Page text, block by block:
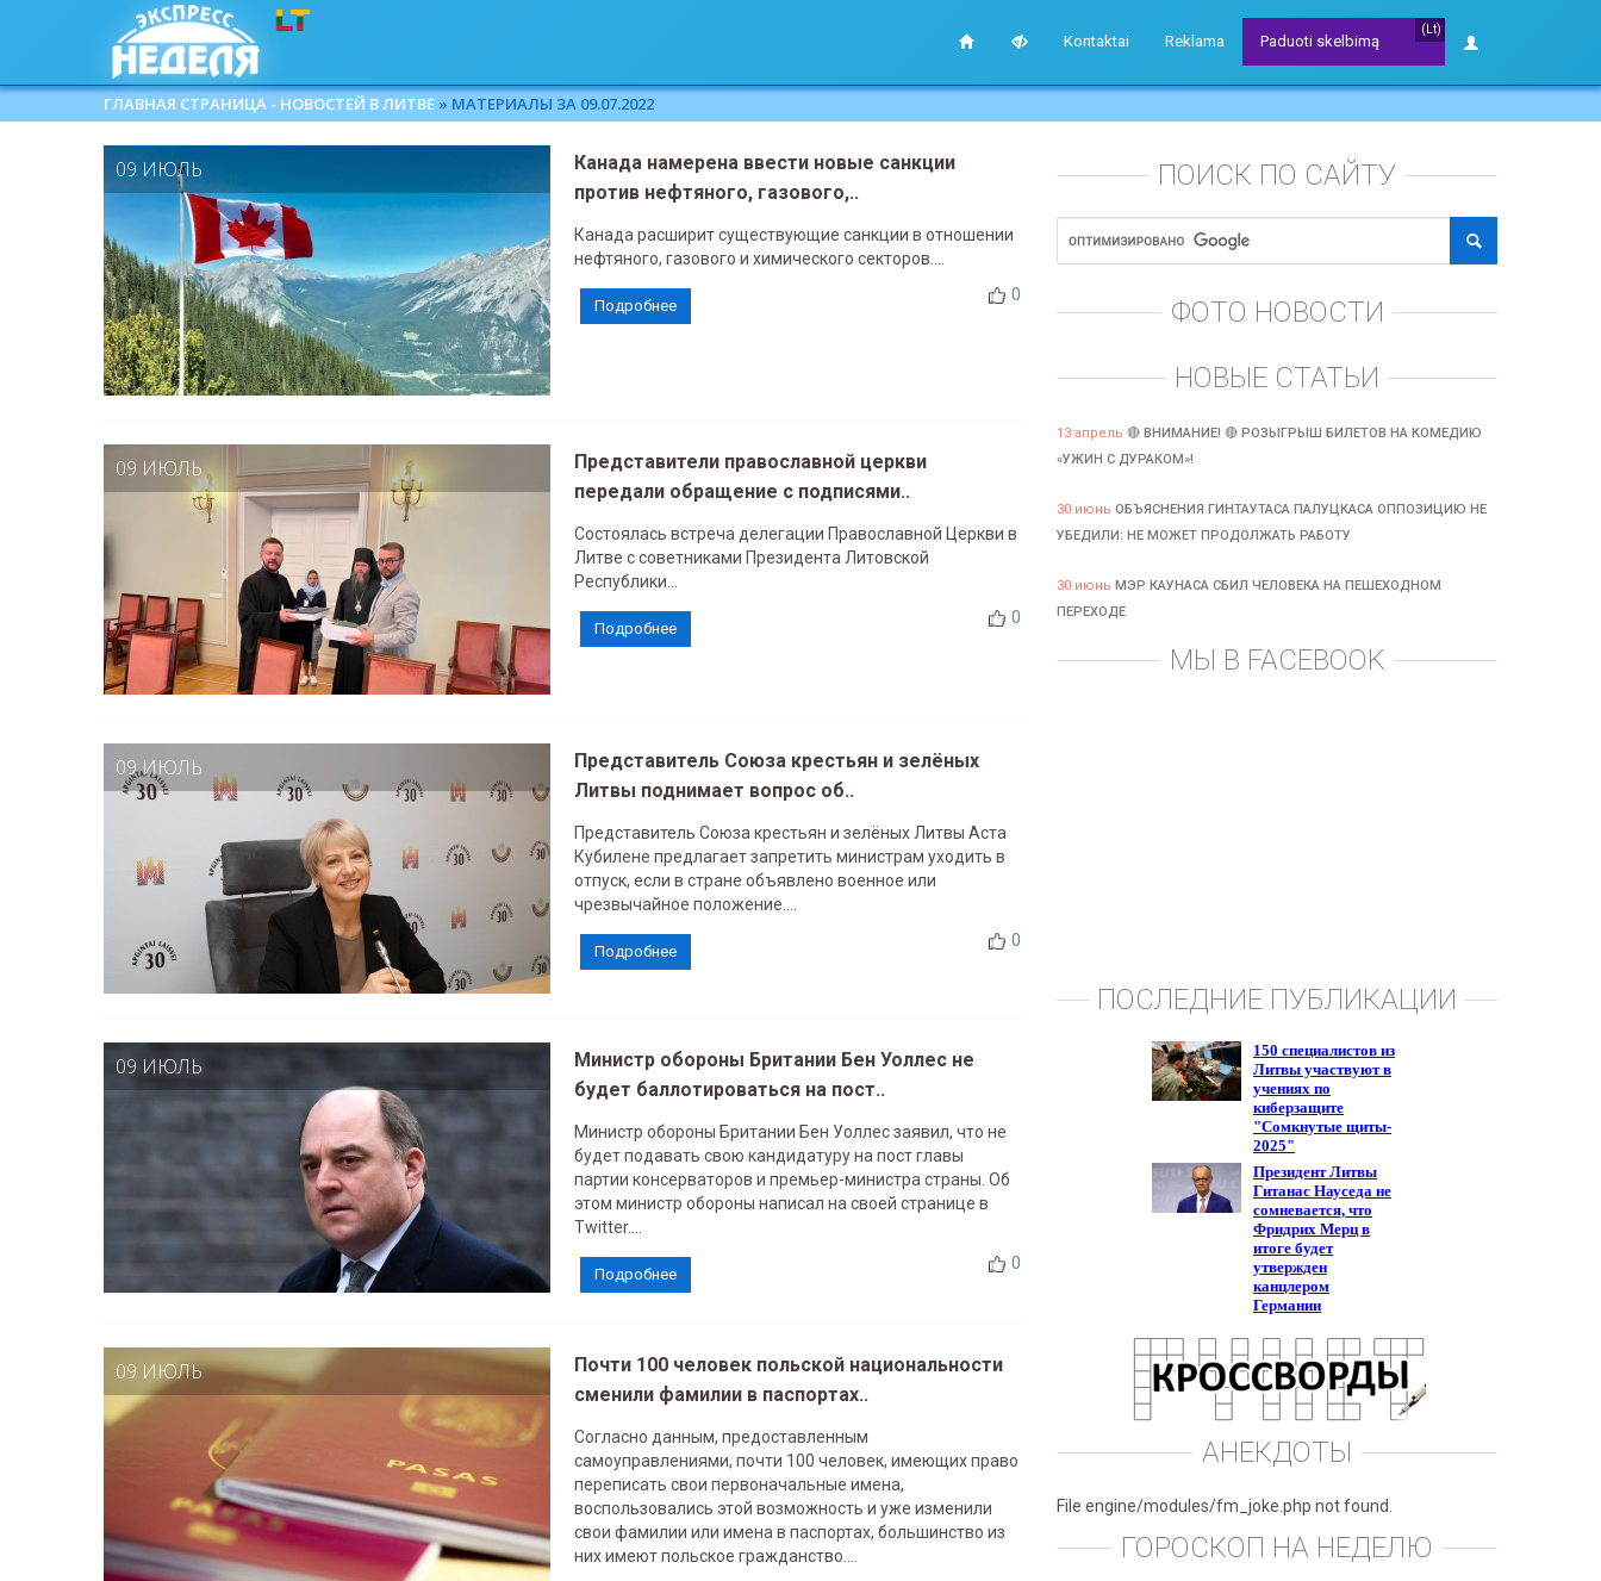
Kontaktai Reklama
(Lt)
Paduoti skelbimą
ГЛАВНАЯ СТРАНИЦА - НОВОСТЕЙ В ЛИТВЕ » МАТЕРИАЛЫ ЗА 09.07.2022
09 ИЮЛЬ
Канада намерена ввести новые санкции
против нефтяного, газового,..
Канада расширит существующие санкции в отношении
нефтяного, газового и химического секторов....
0
Подробнее
09 ИЮЛЬ
Представители православной церкви
передали обращение с подписями..
Состоялась встреча делегации Православной Церкви в
Литве с советниками Президента Литовской
Республики...
0
Подробнее
09 ИЮЛЬ
Представитель Союза крестьян и зелёных
Литвы поднимает вопрос об..
Представитель Союза крестьян и зелёных Литвы Аста
Кубилене предлагает запретить министрам уходить в
отпуск, если в стране объявлено военное или
чрезвычайное положение....
0
Подробнее
09 ИЮЛЬ
Министр обороны Британии Бен Уоллес не
будет баллотироваться на пост..
Министр обороны Британии Бен Уоллес заявил, что не
будет подавать свою кандидатуру на пост главы
партии консерваторов и премьер-министра страны. Об
этом министр обороны написал на своей странице в
Twitter....
0
Подробнее
09 ИЮЛЬ
Почти 100 человек польской национальности
сменили фамилии в паспортах..
Согласно данным, предоставленным
cамоуправлениями, почти 100 человек, имеющих право
переписать свои первоначальные имена,
воспользовались этой возможность и уже изменили
свои фамилии или имена в паспортах, большинство из
них имеют польское гражданство....
ПОИСК ПО САЙТУ
ФОТО НОВОСТИ
НОВЫЕ СТАТЬИ
13 апрель 🔴 ВНИМАНИЕ! 🔴 РОЗЫГРЫШ БИЛЕТОВ НА КОМЕДИЮ
«УЖИН С ДУРАКОМ»!
30 июнь ОБЪЯСНЕНИЯ ГИНТАУТАСА ПАЛУЦКАСА ОППОЗИЦИЮ НЕ
УБЕДИЛИ: НЕ МОЖЕТ ПРОДОЛЖАТЬ РАБОТУ
30 июнь МЭР КАУНАСА СБИЛ ЧЕЛОВЕКА НА ПЕШЕХОДНОМ
ПЕРЕХОДЕ
МЫ В FACEBOOK
ПОСЛЕДНИЕ ПУБЛИКАЦИИ
АНЕКДОТЫ
File engine/modules/fm_joke.php not found.
ГОРОСКОП НА НЕДЕЛЮ